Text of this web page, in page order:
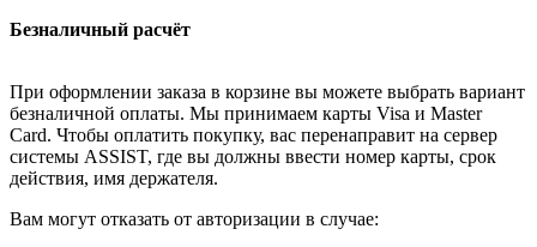
Безналичный расчёт
При оформлении заказа в корзине вы можете выбрать вариант
безналичной оплаты. Мы принимаем карты Visa и Master
Card. Чтобы оплатить покупку, вас перенаправит на сервер
системы ASSIST, где вы должны ввести номер карты, срок
действия, имя держателя.
Вам могут отказать от авторизации в случае: